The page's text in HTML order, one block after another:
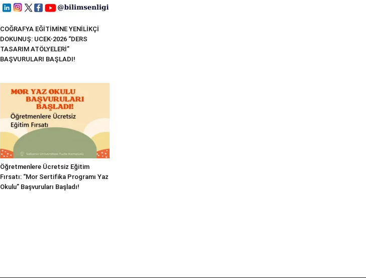
COĞRAFYA EĞİTİMİNE YENİLİKÇİ
DOKUNUŞ: UCEK-2026 “DERS
TASARIM ATÖLYELERİ”
BAŞVURULARI BAŞLADI!
Öğretmenlere Ücretsiz Eğitim
Fırsatı: “Mor Sertifika Programı Yaz
Okulu” Başvuruları Başladı!